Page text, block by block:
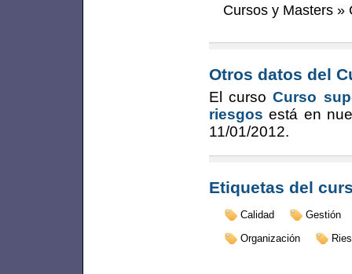
Cursos y Masters »
Otros datos del
El cursoCurso
riesgos está en
11/01/2012.
Etiquetas del
Calidad
Gestión
Organización